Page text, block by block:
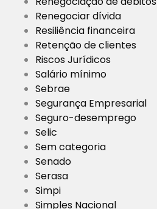
Renegociar dívida
Resiliência financeira
Retenção de clientes
Riscos Jurídicos
Salário mínimo
Sebrae
Segurança Empresarial
Seguro-desemprego
Selic
Sem categoria
Senado
Serasa
Simpi
Simples Nacional